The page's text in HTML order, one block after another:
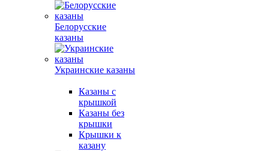
Белорусские
казаны
Украинские казаны
Казаны с
крышкой
Казаны без
крышки
Крышки к
казану